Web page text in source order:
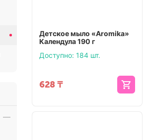
Детское мыло «Aromika»
Календула 190 г
Доступно: 184 шт.
628₸